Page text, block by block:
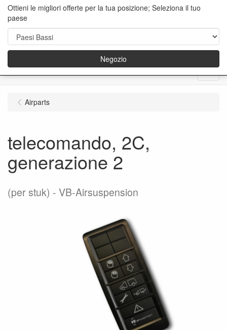
Menu
Airparts
telecomando, 2C,
generazione 2
(per stuk) VB-Airsuspension
Ottieni le migliori offerte per la tua posizione; Seleziona il tuo
paese
Negozio